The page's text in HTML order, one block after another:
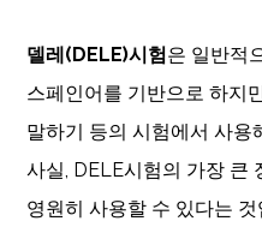
델레(DELE)시험은 일반적
스페인어를 기반으로 하지
말하기 등의 시험에서 사용
사실, DELE시험의 가장 큰
영원히 사용할 수 있다는 것